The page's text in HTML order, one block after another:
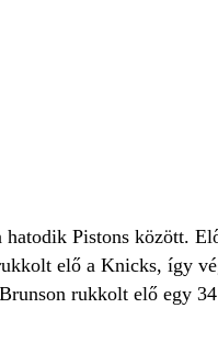
Pistons között.
elő a Knicks, így
rukkolt elő egy